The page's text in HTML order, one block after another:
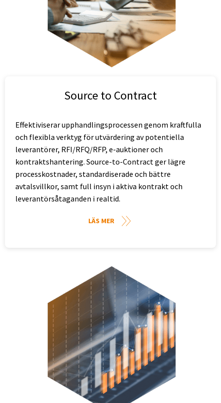
Source to Contract
Effektiviserar upphandlingsprocessen genom kraftfulla
och flexibla verktyg för utvärdering av potentiella
leverantörer, RFI/RFQ/RFP, e-auktioner och
kontraktshantering. Source-to-Contract ger lägre
processkostnader, standardiserade och bättre
avtalsvillkor, samt full insyn i aktiva kontrakt och
leverantörsåtaganden i realtid.
LÄS MER